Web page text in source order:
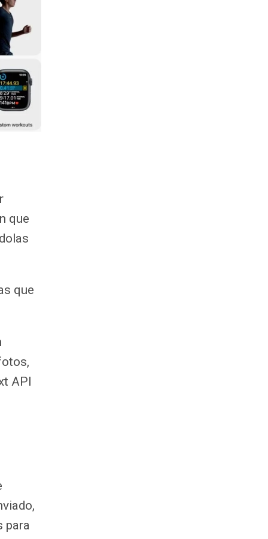
que
que
API
para